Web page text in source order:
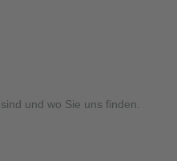
und wo Sie uns finden.